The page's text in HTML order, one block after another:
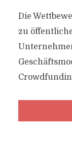
Die
zu